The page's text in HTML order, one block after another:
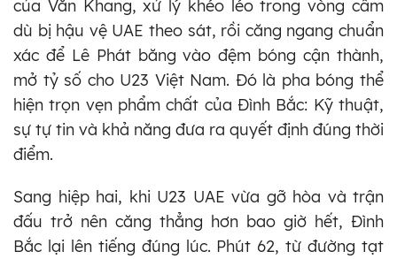
của Văn Khang, xử lý khéo léo trong vòng cấm
dù bị hậu vệ UAE theo sát, rồi căng ngang chuẩn
xác để Lê Phát băng vào đệm bóng cận thành,
mở tỷ số cho U23 Việt Nam. Đó là pha bóng thể
hiện trọn vẹn phẩm chất của Đình Bắc: Kỹ thuật,
sự tự tin và khả năng đưa ra quyết định đúng thời
điểm.
Sang hiệp hai, khi U23 UAE vừa gỡ hòa và trận
đấu trở nên căng thẳng hơn bao giờ hết, Đình
Bắc lại lên tiếng đúng lúc. Phút 62, từ đường tạt